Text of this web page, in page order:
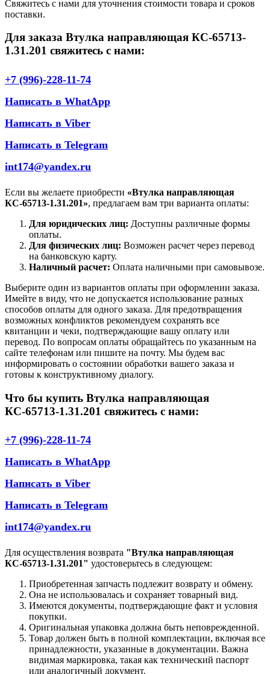
Свяжитесь с нами для уточнения стоимости товара и сроков
поставки.
Для заказа Втулка направляющая КС-65713-
1.31.201 свяжитесь с нами:
+7 (996)-228-11-74
Написать в WhatApp
Написать в Viber
Написать в Telegram
int174@yandex.ru
Если вы желаете приобрести «Втулка направляющая
КС-65713-1.31.201», предлагаем вам три варианта оплаты:
Для юридических лиц: Доступны различные формы
оплаты.
Для физических лиц: Возможен расчет через перевод
на банковскую карту.
Наличный расчет: Оплата наличными при самовывозе.
Выберите один из вариантов оплаты при оформлении заказа.
Имейте в виду, что не допускается использование разных
способов оплаты для одного заказа. Для предотвращения
возможных конфликтов рекомендуем сохранять все
квитанции и чеки, подтверждающие вашу оплату или
перевод. По вопросам оплаты обращайтесь по указанным на
сайте телефонам или пишите на почту. Мы будем вас
информировать о состоянии обработки вашего заказа и
готовы к конструктивному диалогу.
Что бы купить Втулка направляющая
КС-65713-1.31.201 свяжитесь с нами:
+7 (996)-228-11-74
Написать в WhatApp
Написать в Viber
Написать в Telegram
int174@yandex.ru
Для осуществления возврата "Втулка направляющая
КС-65713-1.31.201" удостоверьтесь в следующем:
Приобретенная запчасть подлежит возврату и обмену.
Она не использовалась и сохраняет товарный вид.
Имеются документы, подтверждающие факт и условия
покупки.
Оригинальная упаковка должна быть неповрежденной.
Товар должен быть в полной комплектации, включая все
принадлежности, указанные в документации. Важна
видимая маркировка, такая как технический паспорт
или аналогичный документ.